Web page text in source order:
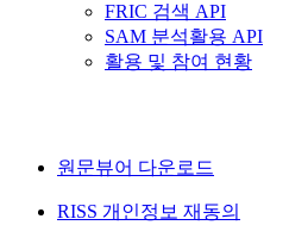
FRIC 검색 API
SAM 분석활용 API
활용 및 참여 현황
원문뷰어 다운로드
RISS 개인정보 재동의